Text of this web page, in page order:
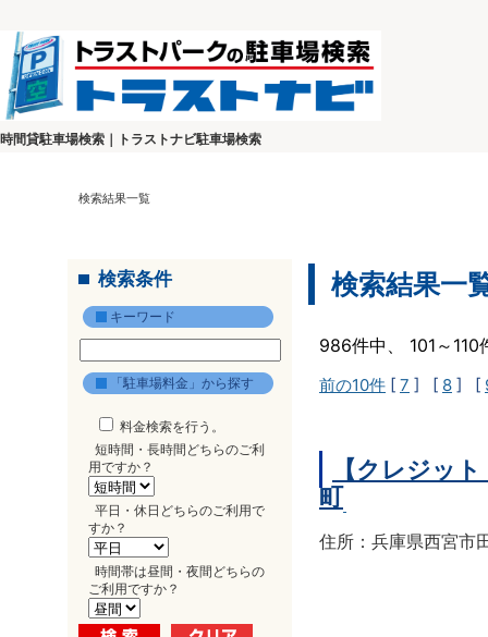
時間貸駐車場検索｜トラストナビ駐車場検索
検索結果一覧
検索条件
キーワード
「駐車場料金」から探す
料金検索を行う。
短時間・長時間どちらのご利
用ですか？
平日・休日どちらのご利用で
すか？
時間帯は昼間・夜間どちらの
ご利用ですか？
検索結果一
986件中、 101～
前の10件 [ 7 ] [ 8 ] [
【クレジッ
町
住所：兵庫県西宮市